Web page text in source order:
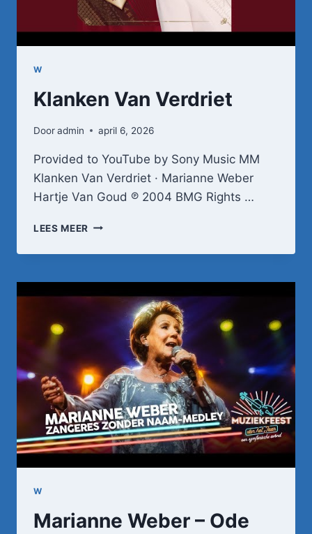
W
Klanken Van Verdriet
Dooradmin april 6, 2026
Provided to YouTube by Sony Music MM
Klanken Van Verdriet · Marianne Weber
Hartje Van Goud ℗ 2004 BMG Rights …
LEES MEER KLANKEN
VERDRIET
W
Marianne Weber – Ode